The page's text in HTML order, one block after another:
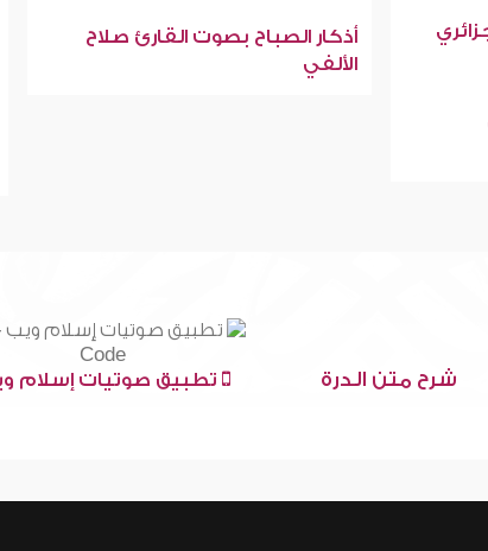
أذكار الصباح بصوت القارئ صلاح
الألفي
شرح متن الدرة تطبيق صوتيات إسلام